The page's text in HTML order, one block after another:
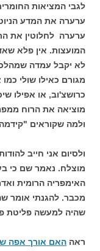
לגבי המציאות
ערערה את המדע
ערערה לחלוטין את
המועצות. אין פלא
לא יקבל עמדה
מגורם כאילו שולי
כרושצ'וב, או אפילו
מוציאה את הרוח
ולמה שקוראים
ולסיום אני חייב
מוצלח. נאמר שם כי
האימפריה הרומית
מכבר. להגנתי אומר
שהיה למעשה פליטת
ראה האם אורך אפה